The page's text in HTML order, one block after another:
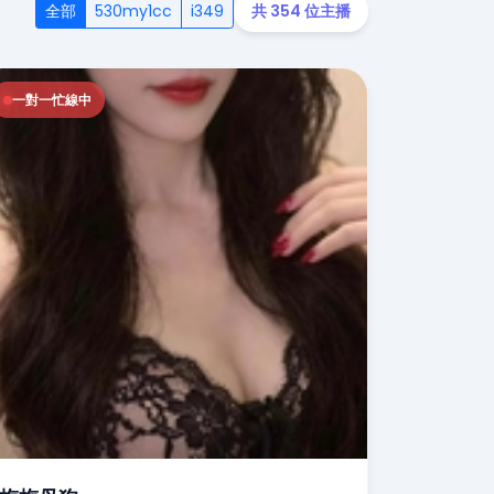
全部 530my1cc i349 共 354 位主播
一對一忙線中